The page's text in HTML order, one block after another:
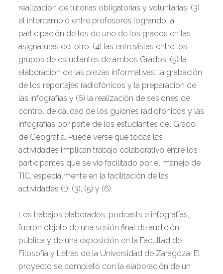
realización de tutorías obligatorias y voluntarias; (3)
el intercambio entre profesores logrando la
participación de los de uno de los grados en las
asignaturas del otro; (4) las entrevistas entre los
grupos de estudiantes de ambos Grados; (5) la
elaboración de las piezas informativas: la grabación
de los reportajes radiofónicos y la preparación de
las infografías y (6) la realización de sesiones de
control de calidad de los guiones radiofónicos y las
infografías por parte de los estudiantes del Grado
de Geografía. Puede verse que todas las
actividades implican trabajo colaborativo entre los
participantes que se vio facilitado por el manejo de
TIC, especialmente en la facilitación de las
actividades (1), (3), (5) y (6).
Los trabajos elaborados, podcasts e infografías,
fueron objeto de una sesión final de audición
pública y de una exposición en la Facultad de
Filosofía y Letras de la Universidad de Zaragoza. El
proyecto se completó con la elaboración de un